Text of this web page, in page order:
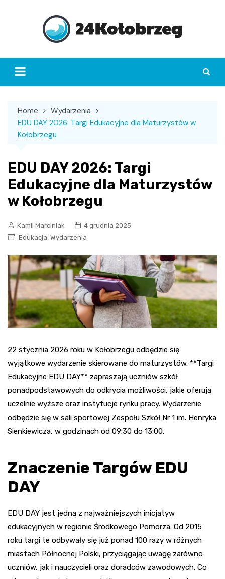
Home
Wydarzenia
EDU DAY 2026: Targi Edukacyjne dla Maturzystów w
Kołobrzegu
EDU DAY 2026: Targi
Edukacyjne dla Maturzystów
w Kołobrzegu
Kamil Marciniak
4 grudnia 2025
Edukacja, Wydarzenia
22 stycznia 2026 roku w Kołobrzegu odbędzie się
wyjątkowe wydarzenie skierowane do maturzystów. **Targi
Edukacyjne EDU DAY** zapraszają uczniów szkół
ponadpodstawowych do odkrycia możliwości, jakie oferują
uczelnie wyższe oraz instytucje rynku pracy. Wydarzenie
odbędzie się w sali sportowej Zespołu Szkół Nr 1 im. Henryka
Sienkiewicza, w godzinach od 09:30 do 13:00.
Znaczenie Targów EDU
DAY
EDU DAY jest jedną z najważniejszych inicjatyw
edukacyjnych w regionie Środkowego Pomorza. Od 2015
roku targi te odbywały się już ponad 100 razy w różnych
miastach Północnej Polski, przyciągając uwagę zarówno
uczniów, jak i nauczycieli oraz doradców zawodowych. Co